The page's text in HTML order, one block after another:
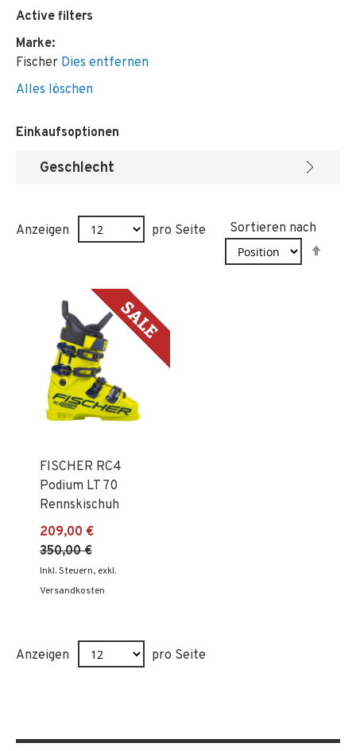
Anzeigen pro Seite
Sortieren nach
FISCHER RC4
Podium LT 70
Rennskischuh
209,00 €
350,00 €
Inkl. Steuern, exkl.
Versandkosten
Anzeigen pro Seite
Active filters
Marke
Fischer Dies entfernen
Alles löschen
Einkaufsoptionen
Geschlecht